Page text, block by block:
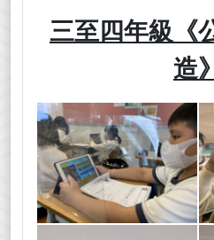
三至四年級《
造》